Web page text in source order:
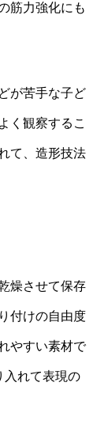
筋力強化にも
が苦手な子ど
く観察するこ
て、造形技法
燥させて保存
付けの自由度
やすい素材で
入れて表現の